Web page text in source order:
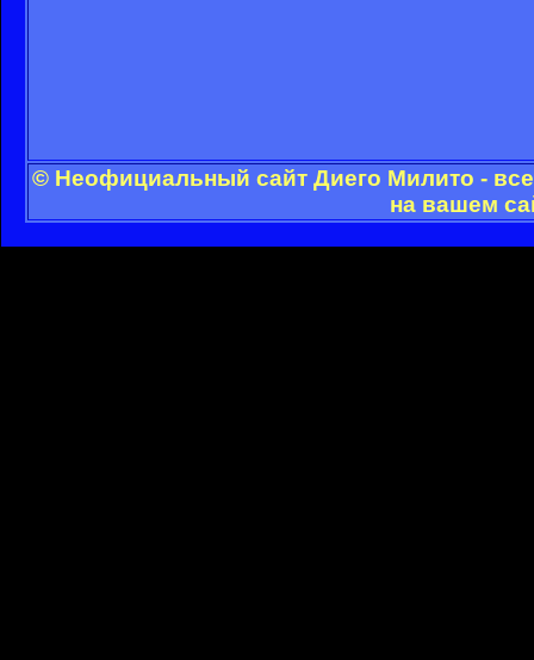
© Неофициальный сайт Диего Милито -
на вашем